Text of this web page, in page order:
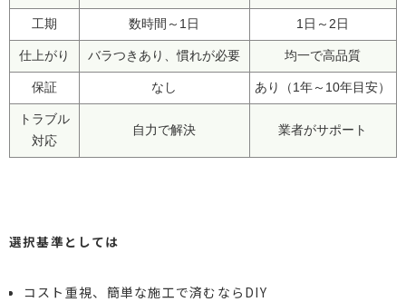
工期 数時間～1日 1日～2日
仕上がり バラつきあり、慣れが必要 均一で高品質
保証 なし あり（1年～10年目安）
トラブル
対応
自力で解決 業者がサポート
選択基準としては
コスト重視、簡単な施工で済むならDIY